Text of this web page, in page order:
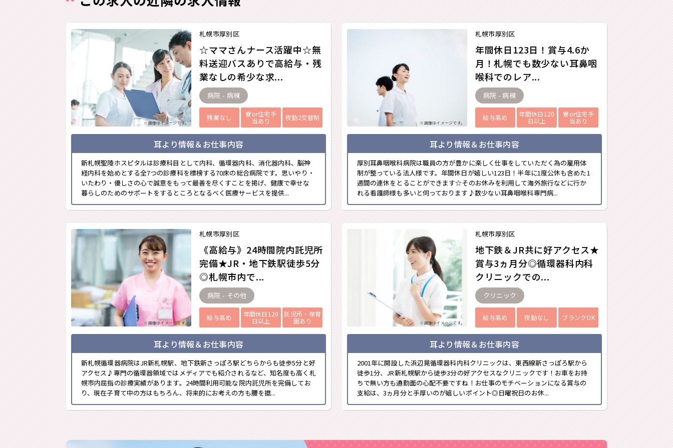
※画像はイメージです。
札幌市厚別区
☆ママさんナース活躍中☆無
料送迎バスありで高給与・残
業なしの希少な求...
病院 - 病棟
残業なし
寮or住宅手
当あり
夜勤2交替制
耳より情報＆お仕事内容
新札幌聖陵ホスピタルは診療科目として内科、循環器内科、消化器内科、脳神
経内科を始めとする全7つの診療科を標榜する70床の総合病院です。思いやり・
いたわり・優しさの心で誠意をもって最善を尽くすことを掲げ、健康で幸せな
暮らしのためのサポートをするところとなるべく医療サービスを提供...
※画像はイメージです。
札幌市厚別区
年間休日123日！賞与4.6か
月！札幌でも数少ない耳鼻咽
喉科でのレア...
病院 - 病棟
給与高め
年間休日120
日以上
寮or住宅手
当あり
耳より情報＆お仕事内容
厚別耳鼻咽喉科病院は職員の方が豊かに楽しく仕事をしていただく為の雇用体
制が整っている法人様です。年間休日が嬉しい123日！半年に1度公休も含めた1
週間の連休をとることができます☆そのお休みを利用して海外旅行などに行か
れる看護師様も多いと伺っております♪数少ない耳鼻咽喉科専門病...
※画像はイメージです。
札幌市厚別区
《高給与》24時間院内託児所
完備★JR・地下鉄駅徒歩5分
◎札幌市内で...
病院 - その他
給与高め
年間休日120
日以上
託児所・保育
園あり
耳より情報＆お仕事内容
新札幌循環器病院はJR新札幌駅、地下鉄新さっぽろ駅どちらからも徒歩5分と好
アクセス♪専門の循環器領域ではメディアでも紹介されるなど、知名度も高く札
幌市内屈指の診療実績があります。24時間利用可能な院内託児所を完備してお
り、現在子育て中の方はもちろん、将来的にお考えの方も腰を据...
※画像はイメージです。
札幌市厚別区
地下鉄＆JR共に好アクセス★
賞与3ヵ月分◎循環器科内科
クリニックでの...
クリニック
給与高め 夜勤なし ブランクOK
耳より情報＆お仕事内容
2001年に開設した浜辺晃循環器科内科クリニックは、東西線新さっぽろ駅から
徒歩1分、JR新札幌駅から徒歩3分の好アクセスなクリニックです！お車をお持
ちで無い方も通勤面の心配不要ですね！お仕事のモチベーションになる賞与の
支給は、3ヵ月分と手厚いのが嬉しいポイント◎日曜祝日のお休...